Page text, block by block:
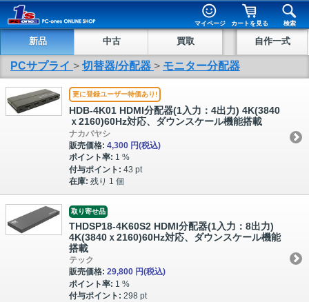
マイページ カートを見る 検索
新品 中古 買取 自作一式
PCサプライ > 切替器/分配器 > モニター分配器
更に登録ユーザー特価あり!
HDB-4K01 HDMI分配器(1入力：4出力) 4K(3840
ｘ2160)60Hz対応、ダウンスケール機能搭載
ナカバヤシ
販売価格: 4,300 円(税込)
ポイント率: 1 %
付与ポイント: 43 pt
在庫: 残り 1 個
取り寄せ品
THDSP18-4K60S2 HDMI分配器(1入力：8出力)
4K(3840ｘ2160)60Hz対応、ダウンスケール機能
搭載
テック
販売価格: 29,800 円(税込)
ポイント率: 1 %
付与ポイント: 298 pt